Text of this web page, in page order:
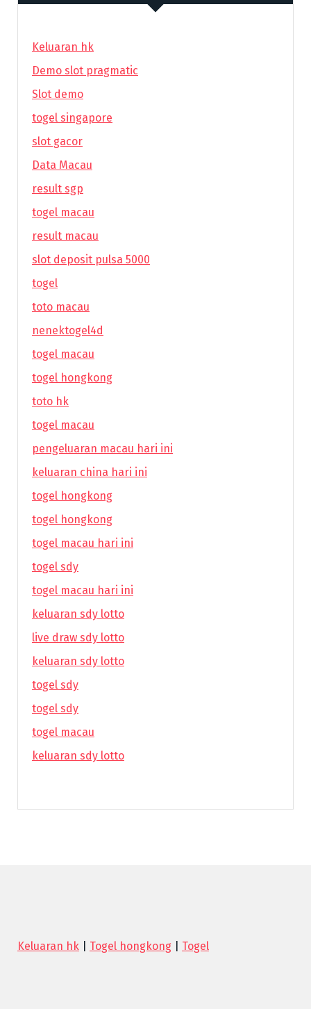
Keluaran hk
Demo slot pragmatic
Slot demo
togel singapore
slot gacor
Data Macau
result sgp
togel macau
result macau
slot deposit pulsa 5000
togel
toto macau
nenektogel4d
togel macau
togel hongkong
toto hk
togel macau
pengeluaran macau hari ini
keluaran china hari ini
togel hongkong
togel hongkong
togel macau hari ini
togel sdy
togel macau hari ini
keluaran sdy lotto
live draw sdy lotto
keluaran sdy lotto
togel sdy
togel sdy
togel macau
keluaran sdy lotto
Keluaran hk Togel hongkong Togel